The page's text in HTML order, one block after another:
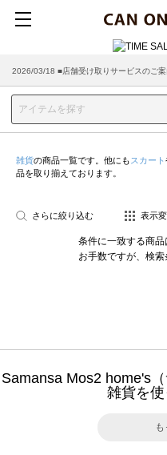
2026/03/18 ■店舗受け取りサービスのご案
雑貨の商品一覧です。他にも スカート
品を取り揃えております。
さらに絞り込む 表示
条件に一致する商品
お手数ですが、検索
Samansa Mos2 home's
雑貨を